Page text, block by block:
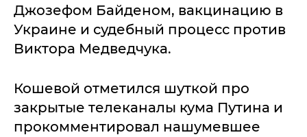
Джозефом Байденом, вакцинацию в
Украине и судебный процесс против
Виктора Медведчука.
Кошевой отметился шуткой про
закрытые телеканалы кума Путина и
прокомментировал нашумевшее